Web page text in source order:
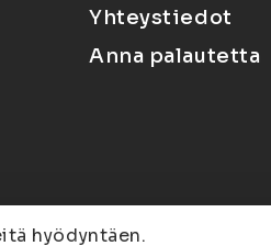
Yhteystiedot
Anna palautetta
hyödyntäen.